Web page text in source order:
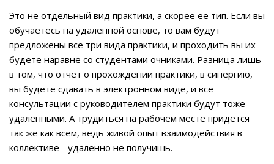
Это не отдельный вид практики, а скорее ее тип. Если вы
обучаетесь на удаленной основе, то вам будут
предложены все три вида практики, и проходить вы их
будете наравне со студентами очниками. Разница лишь
в том, что отчет о прохождении практики, в синергию,
вы будете сдавать в электронном виде, и все
консультации с руководителем практики будут тоже
удаленными. А трудиться на рабочем месте придется
так же как всем, ведь живой опыт взаимодействия в
коллективе - удаленно не получишь.